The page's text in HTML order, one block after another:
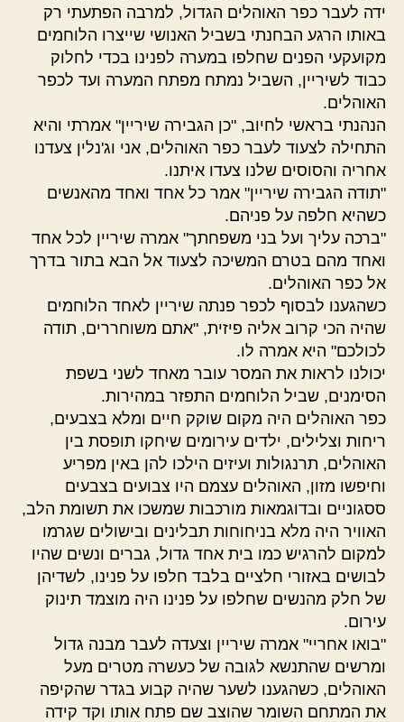
ידה לעבר כפר האוהלים הגדול, למרבה הפתעתי רק
באותו הרגע הבחנתי בשביל האנושי שייצרו הלוחמים
מקועקעי הפנים שחלפו במערה לפנינו בכדי לחלוק
כבוד לשיריין, השביל נמתח מפתח המערה ועד לכפר
האוהלים.
הנהנתי בראשי לחיוב, "כן הגבירה שיריין" אמרתי והיא
התחילה לצעוד לעבר כפר האוהלים, אני וג'נלין צעדנו
אחריה והסוסים שלנו צעדו איתנו.
"תודה הגבירה שיריין" אמר כל אחד ואחד מהאנשים
כשהיא חלפה על פניהם.
"ברכה עליך ועל בני משפחתך" אמרה שיריין לכל אחד
ואחד מהם בטרם המשיכה לצעוד אל הבא בתור בדרך
אל כפר האוהלים.
כשהגענו לבסוף לכפר פנתה שיריין לאחד הלוחמים
שהיה הכי קרוב אליה פיזית, "אתם משוחררים, תודה
לכולכם" היא אמרה לו.
יכולנו לראות את המסר עובר מאחד לשני בשפת
הסימנים, שביל הלוחמים התפזר במהירות.
כפר האוהלים היה מקום שוקק חיים ומלא בצבעים,
ריחות וצלילים, ילדים עירומים שיחקו תופסת בין
האוהלים, תרנגולות ועיזים הילכו להן באין מפריע
וחיפשו מזון, האוהלים עצמם היו צבועים בצבעים
ססגוניים ובדוגמאות מורכבות שמשכו את תשומת הלב,
האוויר היה מלא בניחוחות תבלינים ובישולים שגרמו
למקום להרגיש כמו בית אחד גדול, גברים ונשים שהיו
לבושים באזורי חלציים בלבד חלפו על פנינו, לשדיהן
של חלק מהנשים שחלפו על פנינו היה מוצמד תינוק
עירום.
"בואו אחריי" אמרה שיריין וצעדה לעבר מבנה גדול
ומרשים שהתנשא לגובה של כעשרה מטרים מעל
האוהלים, כשהגענו לשער שהיה קבוע בגדר שהקיפה
את המתחם השומר שהוצב שם פתח אותו וקד קידה